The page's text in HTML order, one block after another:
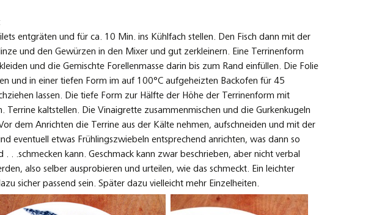
entgräten und für ca. 10 Min. ins Kühlfach stellen. Den Fisch dann mit der
und den Gewürzen in den Mixer und gut zerkleinern. Eine Terrinenform
und die Gemischte Forellenmasse darin bis zum Rand einfüllen. Die Folie
und in einer tiefen Form im auf 100°C aufgeheizten Backofen für 45
lassen. Die tiefe Form zur Hälfte der Höhe der Terrinenform mit
Terrine kaltstellen. Die Vinaigrette zusammenmischen und die Gurkenkugeln
dem Anrichten die Terrine aus der Kälte nehmen, aufschneiden und mit der
eventuell etwas Frühlingszwiebeln entsprechend anrichten, was dann so
. . .schmecken kann. Geschmack kann zwar beschrieben, aber nicht verbal
also selber ausprobieren und urteilen, wie das schmeckt. Ein leichter
sicher passend sein. Später dazu vielleicht mehr Einzelheiten.